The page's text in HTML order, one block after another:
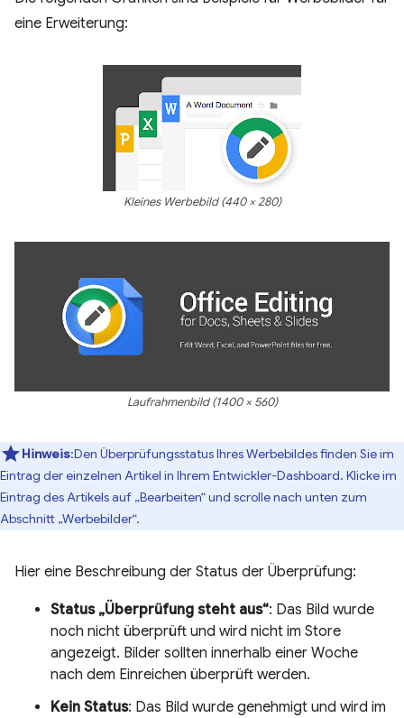
eine Erweiterung:
Kleines Werbebild (440 × 280)
Laufrahmenbild (1400 × 560)
Hinweis:Den Überprüfungsstatus Ihres Werbebildes finden Sie im
Eintrag der einzelnen Artikel in Ihrem Entwickler-Dashboard. Klicke im
Eintrag des Artikels auf „Bearbeiten“ und scrolle nach unten zum
Abschnitt „Werbebilder“.
Hier eine Beschreibung der Status der Überprüfung:
Status „Überprüfung steht aus“: Das Bild wurde
noch nicht überprüft und wird nicht im Store
angezeigt. Bilder sollten innerhalb einer Woche
nach dem Einreichen überprüft werden.
Kein Status: Das Bild wurde genehmigt und wird im